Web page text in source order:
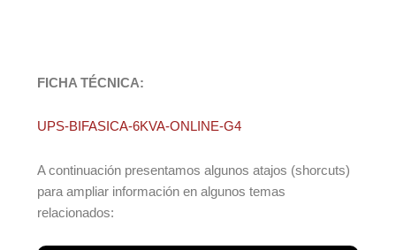
FICHA TÉCNICA:
UPS-BIFASICA-6KVA-ONLINE-G4
A continuación presentamos algunos atajos (shorcuts)
para ampliar información en algunos temas
relacionados: